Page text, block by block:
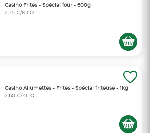
Casino Frites - Spécial four - 600g
2,75 €/KILO
Casino Allumettes - Frites - Spécial friteuse - 1kg
2,60 €/KILO